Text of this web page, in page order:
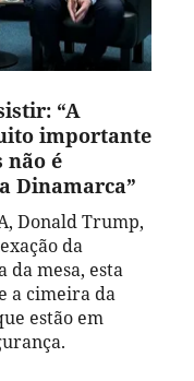
“A
importante
não é
Dinamarca”
Donald Trump,
da
da mesa, esta
a cimeira da
estão em